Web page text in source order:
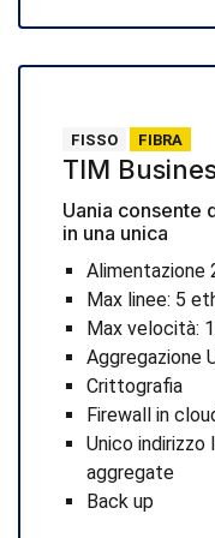
FISSO FIBRA
TIM
Uania consente
in una unica
Alimentazione
Max linee: 5
Max velocità:
Aggregazione
Crittografia
Firewall in
Unico indirizzo
aggregate
Back up